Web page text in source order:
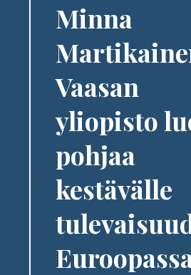
Minna
Vaasan
yliopisto
pohjaa
kestävälle